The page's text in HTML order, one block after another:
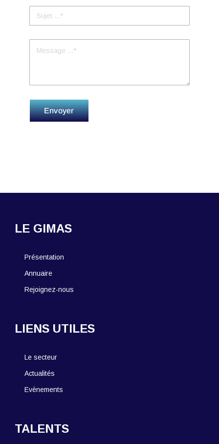
Envoyer
LE GIMAS
Présentation
Annuaire
Rejoignez-nous
LIENS UTILES
Le secteur
Actualités
Evènements
TALENTS